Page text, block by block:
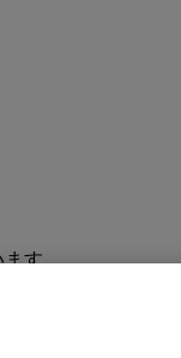
ます